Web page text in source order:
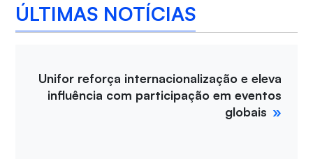
ÚLTIMAS NOTÍCIAS
Unifor reforça internacionalização e eleva
influência com participação em eventos
globais